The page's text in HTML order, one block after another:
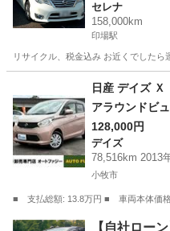
AN パールホ
セレナ
158,000km
印場駅
リサイクル、税金込み お近くでした
印場駅 セ
日産 デイズ
アラウンドビ
シュスタート
取扱説明書＆
ストップ／ヘ
128,000円
デイズ
78,516km 2013
小牧市
■ 支払総額: 13.8万円 ■ 車両本体価
愛知 小牧市 デイズ
【自社ロー